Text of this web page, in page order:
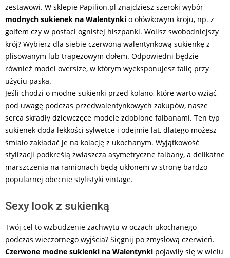
zestawowi. W sklepie Papilion.pl znajdziesz szeroki wybór
modnych sukienek na Walentynki o ołówkowym kroju, np. z
golfem czy w postaci ognistej hiszpanki. Wolisz swobodniejszy
krój? Wybierz dla siebie czerwoną walentynkową sukienkę z
plisowanym lub trapezowym dołem. Odpowiedni będzie
również model oversize, w którym wyeksponujesz talię przy
użyciu paska.
Jeśli chodzi o modne sukienki przed kolano, które warto wziąć
pod uwagę podczas przedwalentynkowych zakupów, nasze
serca skradły dziewczęce modele zdobione falbanami. Ten typ
sukienek doda lekkości sylwetce i odejmie lat, dlatego możesz
śmiało zakładać je na kolację z ukochanym. Wyjątkowość
stylizacji podkreślą zwłaszcza asymetryczne falbany, a delikatne
marszczenia na ramionach będą ukłonem w stronę bardzo
popularnej obecnie stylistyki vintage.
Sexy look z sukienką
Twój cel to wzbudzenie zachwytu w oczach ukochanego
podczas wieczornego wyjścia? Sięgnij po zmysłową czerwień.
Czerwone modne sukienki na Walentynki pojawiły się w wielu